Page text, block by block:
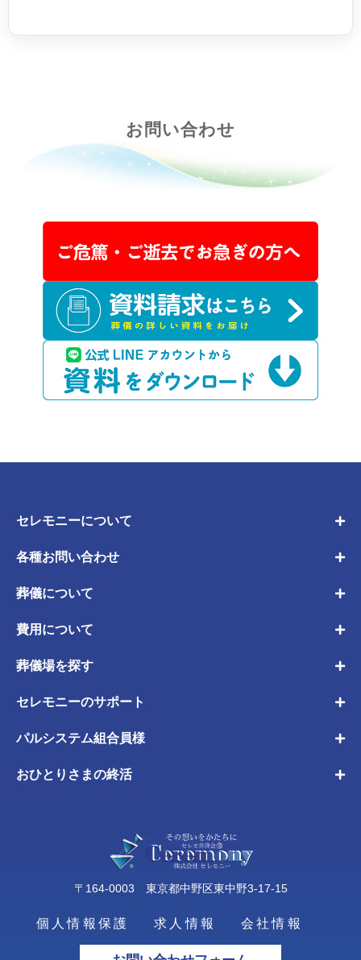
お問い合わせ
セレモニーについて
各種お問い合わせ
葬儀について
費用について
葬儀場を探す
セレモニーのサポート
パルシステム組合員様
おひとりさまの終活
〒164-0003 東京都中野区東中野3-17-15
個人情報保護 求人情報 会社情報